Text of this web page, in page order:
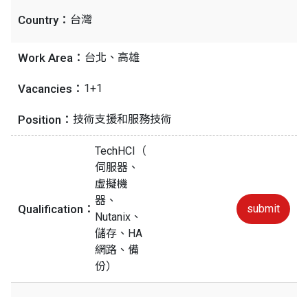
Country： 台灣
Work Area： 台北、高雄
Vacancies： 1+1
Position： 技術支援和服務技術
Qualification：
TechHCI（
伺服器、
虛擬機
器、
Nutanix、
儲存、HA
網路、備
份）
submit